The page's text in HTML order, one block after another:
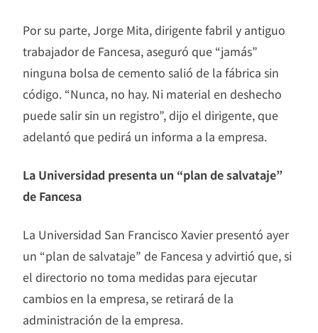
Por su parte, Jorge Mita, dirigente fabril y antiguo
trabajador de Fancesa, aseguró que “jamás”
ninguna bolsa de cemento salió de la fábrica sin
código. “Nunca, no hay. Ni material en deshecho
puede salir sin un registro”, dijo el dirigente, que
adelantó que pedirá un informa a la empresa.
La Universidad presenta un “plan de salvataje”
de Fancesa
La Universidad San Francisco Xavier presentó ayer
un “plan de salvataje” de Fancesa y advirtió que, si
el directorio no toma medidas para ejecutar
cambios en la empresa, se retirará de la
administración de la empresa.